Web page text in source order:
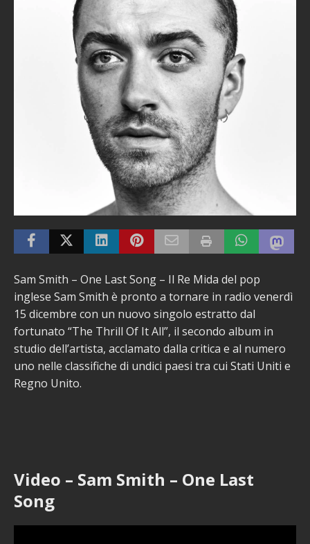
Sam Smith – One Last Song – Il Re Mida del pop
inglese Sam Smith è pronto a tornare in radio venerdì
15 dicembre con un nuovo singolo estratto dal
fortunato “The Thrill Of It All”, il secondo album in
studio dell’artista, acclamato dalla critica e al numero
uno nelle classifiche di undici paesi tra cui Stati Uniti e
Regno Unito.
Video – Sam Smith – One Last
Song